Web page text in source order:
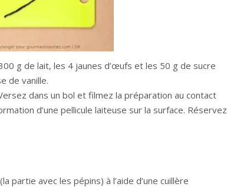
g de lait, les 4 jaunes d’œufs et les 50 g de sucre
de vanille.
dans un bol et filmez la préparation au contact
d’une pellicule laiteuse sur la surface. Réservez
partie avec les pépins) à l’aide d’une cuillère